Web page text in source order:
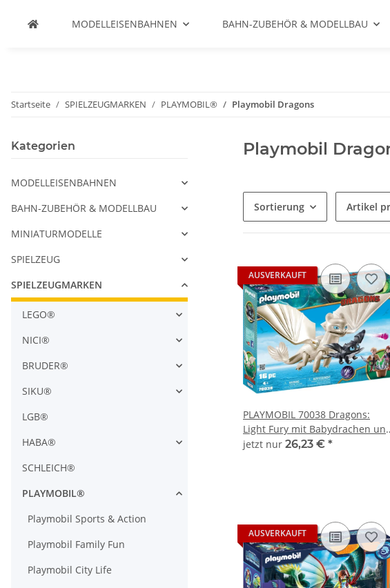
MODELLEISENBAHNEN BAHN-ZUBEHÖR & MODELLBAU
Startseite SPIELZEUGMARKEN PLAYMOBIL® Playmobil Dragons
Playmobil
Sortierung Artikel
AUSVERKAUFT
PLAYMOBIL 70038 Dragons:
Light Fury mit Babydrachen
Kindern
jetzt nur 26,23 € *
AUSVERKAUFT
Kategorien
MODELLEISENBAHNEN
BAHN-ZUBEHÖR & MODELLBAU
MINIATURMODELLE
SPIELZEUG
SPIELZEUGMARKEN
LEGO®
NICI®
BRUDER®
SIKU®
LGB®
HABA®
SCHLEICH®
PLAYMOBIL®
Playmobil Sports & Action
Playmobil Family Fun
Playmobil City Life